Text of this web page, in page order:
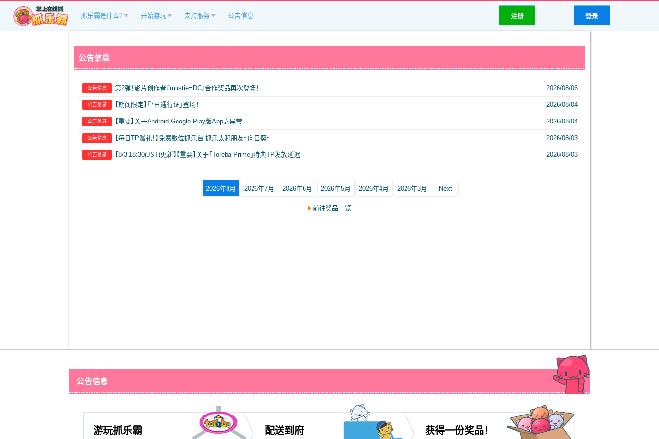
抓乐霸是什么？ 开始游玩 支持服务 公告信息 注册 登录
公告信息
公告信息 第2弹！影片创作者『mustie=DC』合作奖品再次登场！ 2026/08/06
公告信息 【期间限定】「7日通行证」登场！ 2026/08/04
公告信息 【重要】关于Android Google Play版App之异常 2026/08/04
公告信息 【每日TP赠礼！】免费数位抓乐台 抓乐太和朋友~向日葵~ 2026/08/03
公告信息 【8/3 18:30(JST)更新】【重要】关于「Toreba Prime」特典TP发放延迟 2026/08/03
2026年8月 2026年7月 2026年6月 2026年5月 2026年4月 2026年3月 Next
前往奖品一览
公告信息
游玩抓乐霸 配送到府 获得一份奖品！